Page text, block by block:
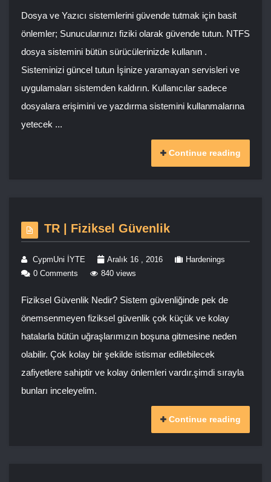
Dosya ve Yazıcı sistemlerini güvende tutmak için basit
önlemler; Sunucularınızı fiziki olarak güvende tutun. NTFS
dosya sistemini bütün sürücülerinizde kullanın .
Sisteminizi güncel tutun İşinize yaramayan servisleri ve
uygulamaları sistemden kaldırın. Kullanıcılar sadece
dosyalara erişimini ve yazdırma sistemini kullanmalarına
yetecek ...
Continue reading
TR | Fiziksel Güvenlik
CypmUni İYTE Aralık 16 , 2016
Hardenings
0 Comments
840 views
Fiziksel Güvenlik Nedir? Sistem güvenliğinde pek de
önemsenmeyen fiziksel güvenlik çok küçük ve kolay
hatalarla bütün uğraşlarımızın boşuna gitmesine neden
olabilir. Çok kolay bir şekilde istismar edilebilecek
zafiyetlere sahiptir ve kolay önlemleri vardır.şimdi sırayla
bunları inceleyelim.
Continue reading